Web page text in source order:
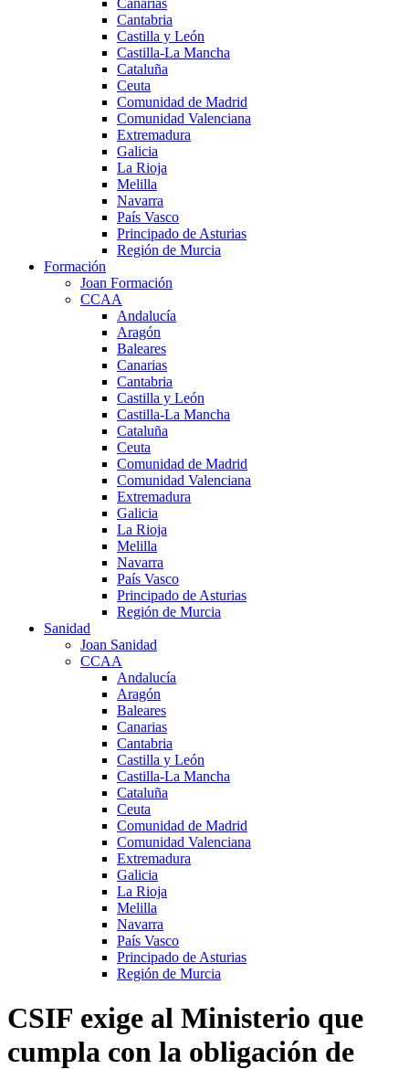
Cantabria
Castilla y León
Castilla-La Mancha
Cataluña
Ceuta
Comunidad de Madrid
Comunidad Valenciana
Extremadura
Galicia
La Rioja
Melilla
Navarra
País Vasco
Principado de Asturias
Región de Murcia
Formación
Joan Formación
CCAA
Andalucía
Aragón
Baleares
Canarias
Cantabria
Castilla y León
Castilla-La Mancha
Cataluña
Ceuta
Comunidad de Madrid
Comunidad Valenciana
Extremadura
Galicia
La Rioja
Melilla
Navarra
País Vasco
Principado de Asturias
Región de Murcia
Sanidad
Joan Sanidad
CCAA
Andalucía
Aragón
Baleares
Canarias
Cantabria
Castilla y León
Castilla-La Mancha
Cataluña
Ceuta
Comunidad de Madrid
Comunidad Valenciana
Extremadura
Galicia
La Rioja
Melilla
Navarra
País Vasco
Principado de Asturias
Región de Murcia
CSIF exige al Ministerio que
cumpla con la obligación de